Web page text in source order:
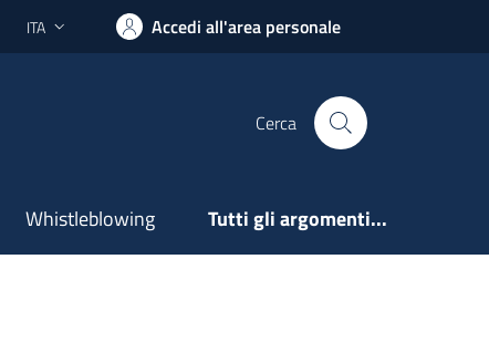
Lingua attiva:
ITA Accedi all'area personale
Cerca
Whistleblowing Tutti gli argomenti...